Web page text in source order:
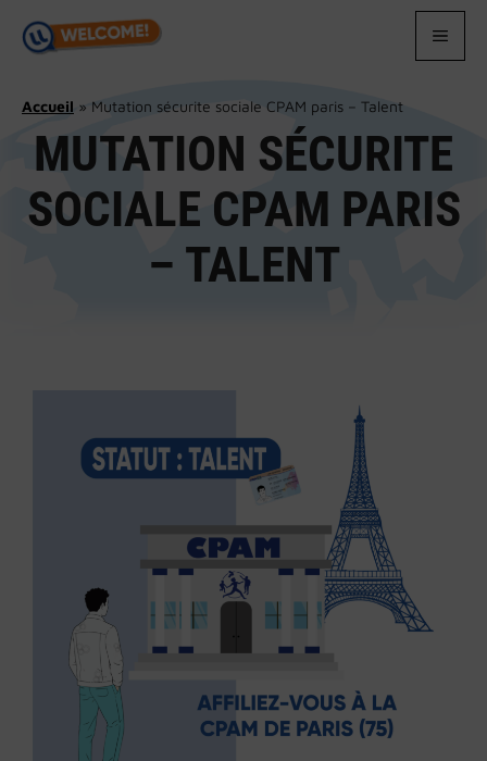
contenu
Accueil » Mutation sécurite sociale CPAM paris – Talent
MUTATION SÉCURITE
SOCIALE CPAM PARIS
– TALENT